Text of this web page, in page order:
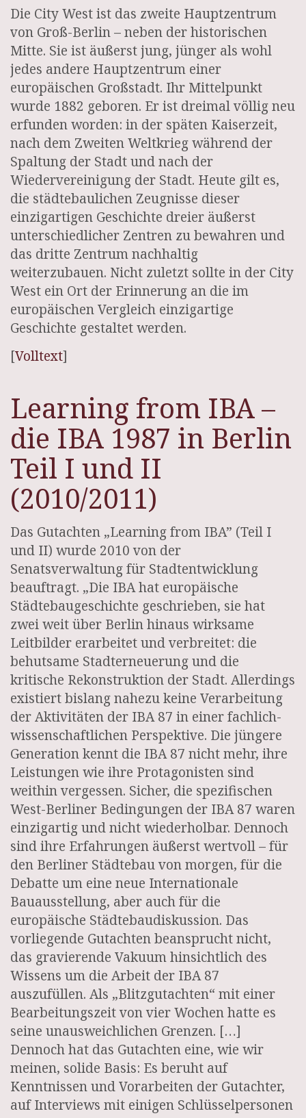
Die City West ist das zweite Hauptzentrum
von Groß-Berlin – neben der historischen
Mitte. Sie ist äußerst jung, jünger als wohl
jedes andere Hauptzentrum einer
europäischen Großstadt. Ihr Mittelpunkt
wurde 1882 geboren. Er ist dreimal völlig neu
erfunden worden: in der späten Kaiserzeit,
nach dem Zweiten Weltkrieg während der
Spaltung der Stadt und nach der
Wiedervereinigung der Stadt. Heute gilt es,
die städtebaulichen Zeugnisse dieser
einzigartigen Geschichte dreier äußerst
unterschiedlicher Zentren zu bewahren und
das dritte Zentrum nachhaltig
weiterzubauen. Nicht zuletzt sollte in der City
West ein Ort der Erinnerung an die im
europäischen Vergleich einzigartige
Geschichte gestaltet werden.
[Volltext]
Learning from IBA –
die IBA 1987 in Berlin
Teil I und II
(2010/2011)
Das Gutachten „Learning from IBA” (Teil I
und II) wurde 2010 von der
Senatsverwaltung für Stadtentwicklung
beauftragt. „Die IBA hat europäische
Städtebaugeschichte geschrieben, sie hat
zwei weit über Berlin hinaus wirksame
Leitbilder erarbeitet und verbreitet: die
behutsame Stadterneuerung und die
kritische Rekonstruktion der Stadt. Allerdings
existiert bislang nahezu keine Verarbeitung
der Aktivitäten der IBA 87 in einer fachlich-
wissenschaftlichen Perspektive. Die jüngere
Generation kennt die IBA 87 nicht mehr, ihre
Leistungen wie ihre Protagonisten sind
weithin vergessen. Sicher, die spezifischen
West-Berliner Bedingungen der IBA 87 waren
einzigartig und nicht wiederholbar. Dennoch
sind ihre Erfahrungen äußerst wertvoll – für
den Berliner Städtebau von morgen, für die
Debatte um eine neue Internationale
Bauausstellung, aber auch für die
europäische Städtebaudiskussion. Das
vorliegende Gutachten beansprucht nicht,
das gravierende Vakuum hinsichtlich des
Wissens um die Arbeit der IBA 87
auszufüllen. Als „Blitzgutachten“ mit einer
Bearbeitungszeit von vier Wochen hatte es
seine unausweichlichen Grenzen. […]
Dennoch hat das Gutachten eine, wie wir
meinen, solide Basis: Es beruht auf
Kenntnissen und Vorarbeiten der Gutachter,
auf Interviews mit einigen Schlüsselpersonen